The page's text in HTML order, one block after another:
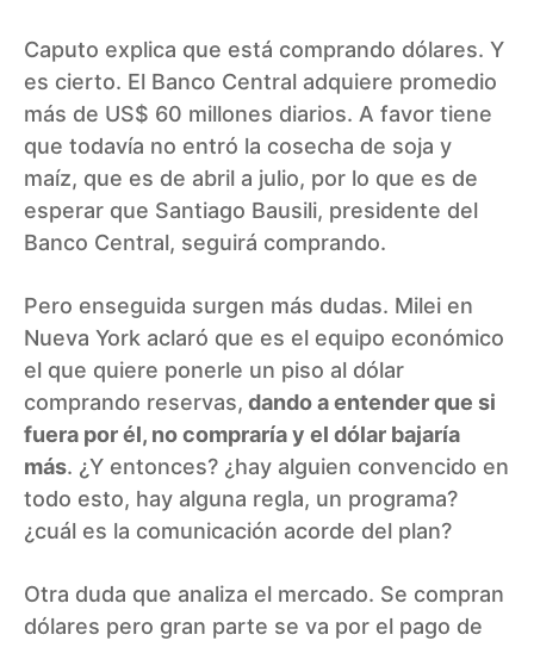
Caputo explica que está comprando dólares. Y
es cierto. El Banco Central adquiere promedio
más de US$ 60 millones diarios. A favor tiene
que todavía no entró la cosecha de soja y
maíz, que es de abril a julio, por lo que es de
esperar que Santiago Bausili, presidente del
Banco Central, seguirá comprando.
Pero enseguida surgen más dudas. Milei en
Nueva York aclaró que es el equipo económico
el que quiere ponerle un piso al dólar
comprando reservas, dando a entender que si
fuera por él, no compraría y el dólar bajaría
más. ¿Y entonces? ¿hay alguien convencido en
todo esto, hay alguna regla, un programa?
¿cuál es la comunicación acorde del plan?
Otra duda que analiza el mercado. Se compran
dólares pero gran parte se va por el pago de